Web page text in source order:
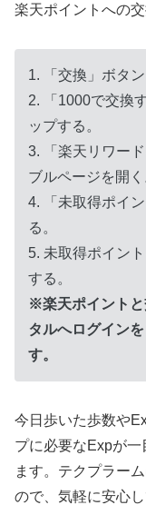
楽天ポイントへの
1. 「交換」ボタ
2. 「1000で交換
ップする。
3. 「楽天リワー
ブルページを開く
4. 「未取得ポイ
る。
5. 未取得ポイン
する。
※楽天ポイントと
タルへログイン
す。
今日歩いた歩数や
プに必要なExpが
ます。テクプラー
ので、気軽に安心